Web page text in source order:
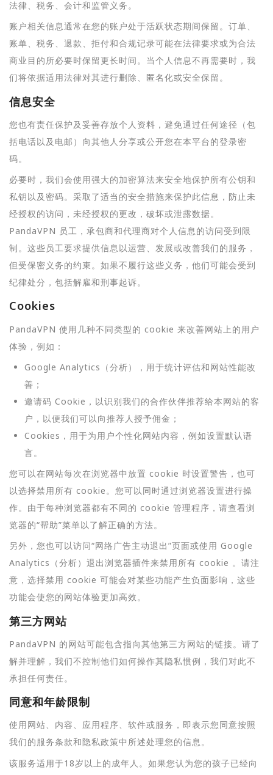
法律、税务、会计和监管义务。
账户相关信息通常在您的账户处于活跃状态期间保留。订单、
账单、税务、退款、拒付和合规记录可能在法律要求或为合法
商业目的所必要时保留更长时间。当个人信息不再需要时，我
们将依据适用法律对其进行删除、匿名化或安全保留。
信息安全
您也有责任保护及妥善存放个人资料，避免通过任何途径（包
括电话以及电邮）向其他人分享或公开您在本平台的登录密
码。
必要时，我们会使用强大的加密算法来安全地保护所有公钥和
私钥以及密码。采取了适当的安全措施来保护此信息，防止未
经授权的访问，未经授权的更改，破坏或泄露数据。
PandaVPN 员工，承包商和代理商对个人信息的访问受到限
制。这些员工要求提供信息以运营、发展或改善我们的服务，
但受保密义务的约束。如果不履行这些义务，他们可能会受到
纪律处分，包括解雇和刑事起诉。
Cookies
PandaVPN 使用几种不同类型的 cookie 来改善网站上的用户
体验，例如：
Google Analytics（分析），用于统计评估和网站性能改
善；
邀请码 Cookie，以识别我们的合作伙伴推荐给本网站的客
户，以便我们可以向推荐人授予佣金；
Cookies，用于为用户个性化网站内容，例如设置默认语
言。
您可以在网站每次在浏览器中放置 cookie 时设置警告，也可
以选择禁用所有 cookie。您可以同时通过浏览器设置进行操
作。由于每种浏览器都有不同的 cookie 管理程序，请查看浏
览器的“帮助”菜单以了解正确的方法。
另外，您也可以访问“网络广告主动退出”页面或使用 Google
Analytics（分析）退出浏览器插件来禁用所有 cookie 。请注
意，选择禁用 cookie 可能会对某些功能产生负面影响，这些
功能会使您的网站体验更加高效。
第三方网站
PandaVPN 的网站可能包含指向其他第三方网站的链接。请了
解并理解，我们不控制他们如何操作其隐私惯例，我们对此不
承担任何责任。
同意和年龄限制
使用网站、内容、应用程序、软件或服务，即表示您同意按照
我们的服务条款和隐私政策中所述处理您的信息。
该服务适用于18岁以上的成年人。如果您认为您的孩子已经向